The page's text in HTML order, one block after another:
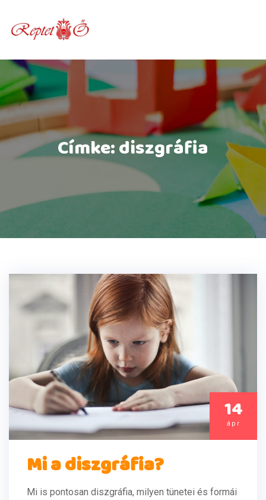
content
Címke:diszgráfia
14
ápr
Mi a diszgráfia?
Mi is pontosan diszgráfia, milyen tünetei és formái